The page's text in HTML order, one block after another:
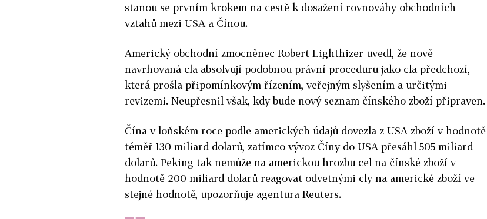
stanou se prvním krokem na cestě k dosažení rovnováhy obchodních
vztahů mezi USA a Čínou.
Americký obchodní zmocněnec Robert Lighthizer uvedl, že nově
navrhovaná cla absolvují podobnou právní proceduru jako cla předchozí,
která prošla připomínkovým řízením, veřejným slyšením a určitými
revizemi. Neupřesnil však, kdy bude nový seznam čínského zboží připraven.
Čína v loňském roce podle amerických údajů dovezla z USA zboží v hodnotě
téměř 130 miliard dolarů, zatímco vývoz Číny do USA přesáhl 505 miliard
dolarů. Peking tak nemůže na americkou hrozbu cel na čínské zboží v
hodnotě 200 miliard dolarů reagovat odvetnými cly na americké zboží ve
stejné hodnotě, upozorňuje agentura Reuters.